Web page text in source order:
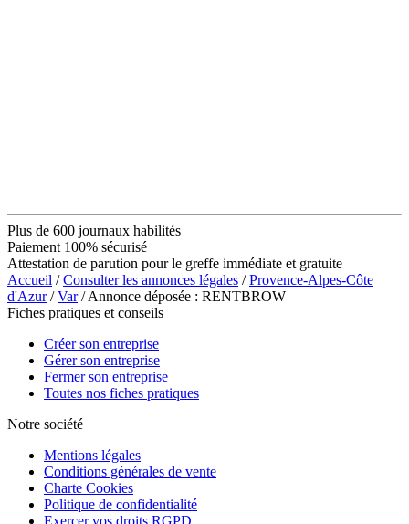
Plus de 600 journaux habilités
Paiement 100% sécurisé
Attestation de parution pour le greffe immédiate et gratuite
Accueil /Consulter les annonces légales /Provence-Alpes-Côte
d'Azur/Var/ Annonce déposée : RENTBROW
Fiches pratiques et conseils
Créer son entreprise
Gérer son entreprise
Fermer son entreprise
Toutes nos fiches pratiques
Notre société
Mentions légales
Conditions générales de vente
Charte Cookies
Politique de confidentialité
Exercer vos droits RGPD